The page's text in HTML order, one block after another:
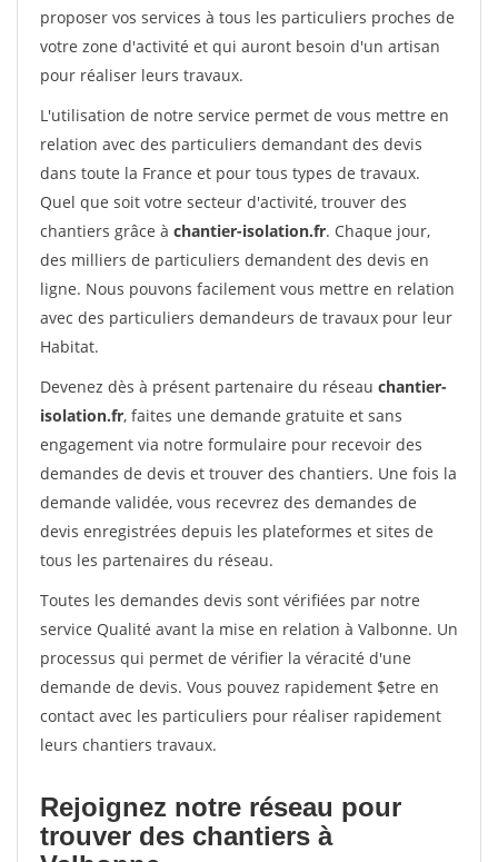
proposer vos services à tous les particuliers proches de
votre zone d'activité et qui auront besoin d'un artisan
pour réaliser leurs travaux.
L'utilisation de notre service permet de vous mettre en
relation avec des particuliers demandant des devis
dans toute la France et pour tous types de travaux.
Quel que soit votre secteur d'activité, trouver des
chantiers grâce à chantier-isolation.fr. Chaque jour,
des milliers de particuliers demandent des devis en
ligne. Nous pouvons facilement vous mettre en relation
avec des particuliers demandeurs de travaux pour leur
Habitat.
Devenez dès à présent partenaire du réseau chantier-
isolation.fr, faites une demande gratuite et sans
engagement via notre formulaire pour recevoir des
demandes de devis et trouver des chantiers. Une fois la
demande validée, vous recevrez des demandes de
devis enregistrées depuis les plateformes et sites de
tous les partenaires du réseau.
Toutes les demandes devis sont vérifiées par notre
service Qualité avant la mise en relation à Valbonne. Un
processus qui permet de vérifier la véracité d'une
demande de devis. Vous pouvez rapidement $etre en
contact avec les particuliers pour réaliser rapidement
leurs chantiers travaux.
Rejoignez notre réseau pour
trouver des chantiers à